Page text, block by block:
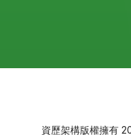
資歷架構版權擁有